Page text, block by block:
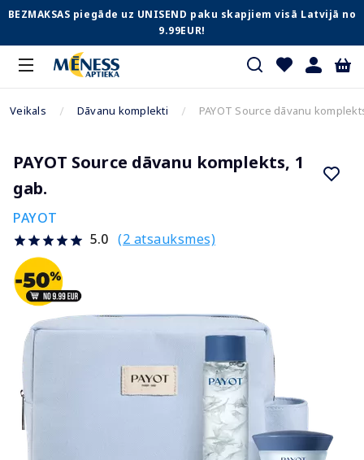
BEZMAKSAS piegāde uz UNISEND paku skapjiem visā Latvijā no
9.99EUR!
Veikals Dāvanu komplekti PAYOT Source dāvanu
PAYOT Source dāvanu komplekts, 1
gab.
PAYOT
5.0 (2 atsauksmes)